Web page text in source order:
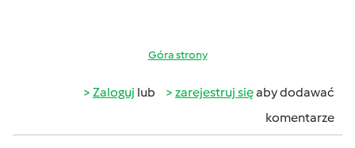
Góra strony
Zaloguj lub zarejestruj sięaby dodawać
komentarze